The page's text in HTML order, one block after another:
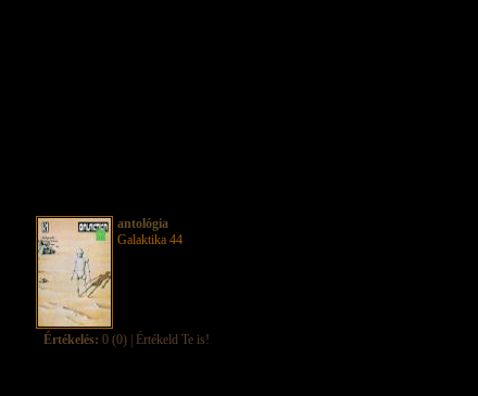
antológia
Galaktika 44
Értékelés: 0 (0) | Értékeld Te is!